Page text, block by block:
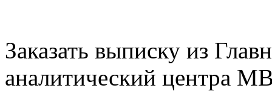
Заказать выписку из
аналитический центра